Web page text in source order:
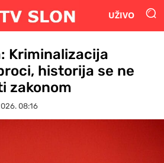
UŽIVO
Kriminalizacija
historija se ne
zakonom
08:16